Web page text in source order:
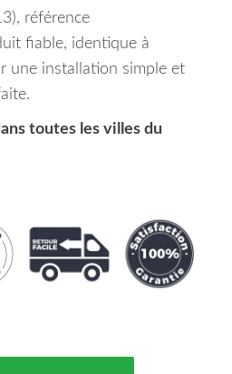
référence
fiable, identique à
une installation simple et
toutes les villes du